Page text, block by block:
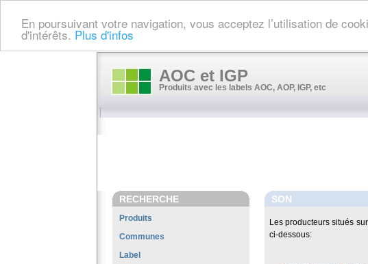
En poursuivant votre navigation, vous acceptez l’utilisation de
d'intérêts. Plus d'infos
AOC et IGP
Produits avec les labels AOC, AOP, IGP, etc
RECHERCHE
Produits
Communes
Label
SON
Les producteurs situés
ci-dessous: